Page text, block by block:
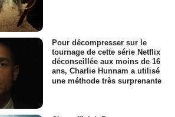
Pour décompresser sur le
tournage de cette série Netflix
déconseillée aux moins de 16
ans, Charlie Hunnam a utilisé
une méthode très surprenante